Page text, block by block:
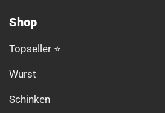
Shop
Topseller ⭐
Wurst
Schinken